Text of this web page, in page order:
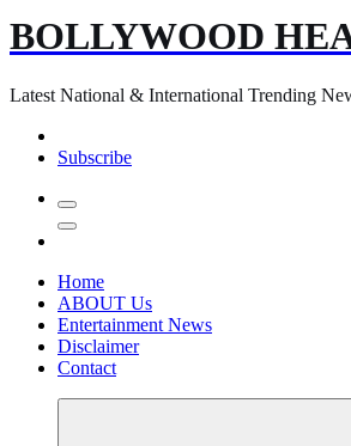
BOLLYWOOD
Latest National & International Trending
Subscribe
Home
ABOUT Us
Entertainment News
Disclaimer
Contact